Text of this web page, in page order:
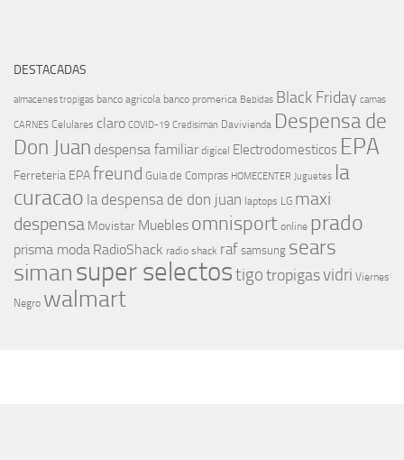
DESTACADAS
almacenes tropigas banco agricola banco promerica Bebidas Black Friday camas
CARNES Celulares claro COVID-19 Credisiman Davivienda Despensa de
Don Juan despensa familiar digicel Electrodomesticos EPA
Ferreteria EPAfreund Guia de Compras HOMECENTER Juguetes la
curacao la despensa de don juan laptops LG maxi
despensa Movistar Muebles omnisport online prado
prisma moda RadioShack radio shack raf samsung sears
simansuper selectostigotropigasvidri Viernes
Negro walmart